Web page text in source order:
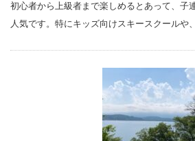
初心者から上級者まで楽しめるとあって、子
人気です。特にキッズ向けスキースクールや